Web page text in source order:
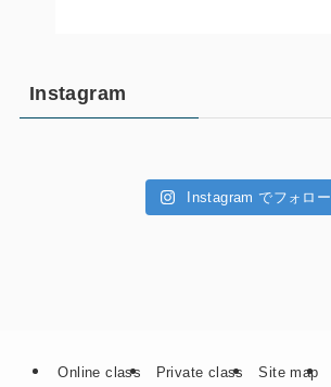
Instagram
Instagram でフォロー
Online class Private class Site map